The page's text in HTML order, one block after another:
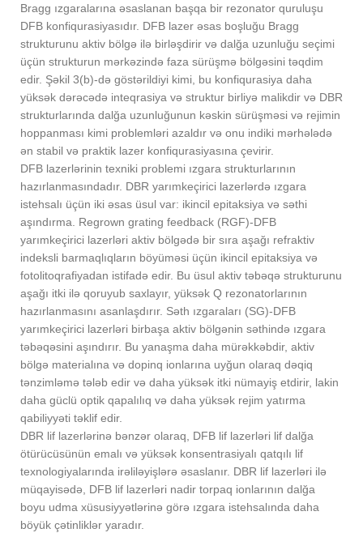
Bragg ızgaralarına əsaslanan başqa bir rezonator quruluşu
DFB konfiqurasiyasıdır. DFB lazer əsas boşluğu Bragg
strukturunu aktiv bölgə ilə birləşdirir və dalğa uzunluğu seçimi
üçün strukturun mərkəzində faza sürüşmə bölgəsini təqdim
edir. Şəkil 3(b)-də göstərildiyi kimi, bu konfiqurasiya daha
yüksək dərəcədə inteqrasiya və struktur birliyə malikdir və DBR
strukturlarında dalğa uzunluğunun kəskin sürüşməsi və rejimin
hoppanması kimi problemləri azaldır və onu indiki mərhələdə
ən stabil və praktik lazer konfiqurasiyasına çevirir.
DFB lazerlərinin texniki problemi ızgara strukturlarının
hazırlanmasındadır. DBR yarımkeçirici lazerlərdə ızgara
istehsalı üçün iki əsas üsul var: ikincil epitaksiya və səthi
aşındırma. Regrown grating feedback (RGF)-DFB
yarımkeçirici lazerləri aktiv bölgədə bir sıra aşağı refraktiv
indeksli barmaqlıqların böyüməsi üçün ikincil epitaksiya və
fotolitoqrafiyadan istifadə edir. Bu üsul aktiv təbəqə strukturunu
aşağı itki ilə qoruyub saxlayır, yüksək Q rezonatorlarının
hazırlanmasını asanlaşdırır. Səth ızgaraları (SG)-DFB
yarımkeçirici lazerləri birbaşa aktiv bölgənin səthində ızgara
təbəqəsini aşındırır. Bu yanaşma daha mürəkkəbdir, aktiv
bölgə materialına və dopinq ionlarına uyğun olaraq dəqiq
tənzimləmə tələb edir və daha yüksək itki nümayiş etdirir, lakin
daha güclü optik qapalılıq və daha yüksək rejim yatırma
qabiliyyəti təklif edir.
DBR lif lazerlərinə bənzər olaraq, DFB lif lazerləri lif dalğa
ötürücüsünün emalı və yüksək konsentrasiyalı qatqılı lif
texnologiyalarında irəliləyişlərə əsaslanır. DBR lif lazerləri ilə
müqayisədə, DFB lif lazerləri nadir torpaq ionlarının dalğa
boyu udma xüsusiyyətlərinə görə ızgara istehsalında daha
böyük çətinliklər yaradır.